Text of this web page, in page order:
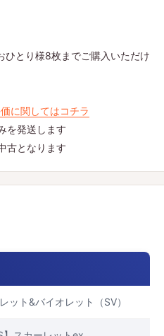
ひとり様8枚までご購入いただけ
に関してはコチラ
を発送します
古となります
ット&バイオレット（SV）